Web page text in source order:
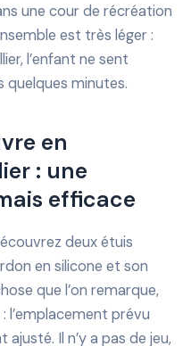
une cour de récréation
est très léger :
l’enfant ne sent
quelques minutes.
en
: une
efficace
deux étuis
en silicone et son
que l’on remarque,
l’emplacement prévu
Il n’y a pas de jeu,